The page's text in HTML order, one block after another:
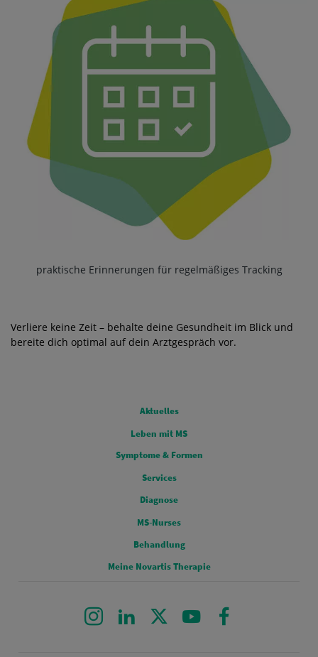
praktische Erinnerungen für regelmäßiges Tracking
Verliere keine Zeit – behalte deine Gesundheit im Blick und
bereite dich optimal auf dein Arztgespräch vor.
Aktuelles
Leben mit MS
Symptome & Formen
Services
Diagnose
MS-Nurses
Behandlung
Meine Novartis Therapie
InstagramLinkedIn Youtube